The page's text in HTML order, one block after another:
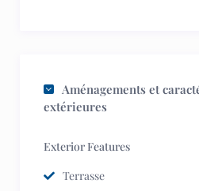
Aménagements et
extérieures
Exterior Features
Terrasse